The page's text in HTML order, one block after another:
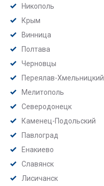
Никополь
Крым
Винница
Полтава
Черновцы
Переялав-Хмельницкий
Мелитополь
Северодонецк
Каменец-Подольский
Павлоград
Енакиево
Славянск
Лисичанск